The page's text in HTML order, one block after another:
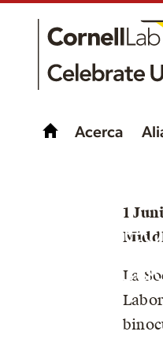
Acerca
la
y
1
La